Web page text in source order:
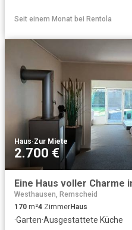
Seit einem Monat bei Rentola
Haus·Zur Miete
2.700 €
Eine Haus voller Charme
Westhausen, Remscheid
170 m²4 ZimmerHaus
·Garten·Ausgestattete Küche